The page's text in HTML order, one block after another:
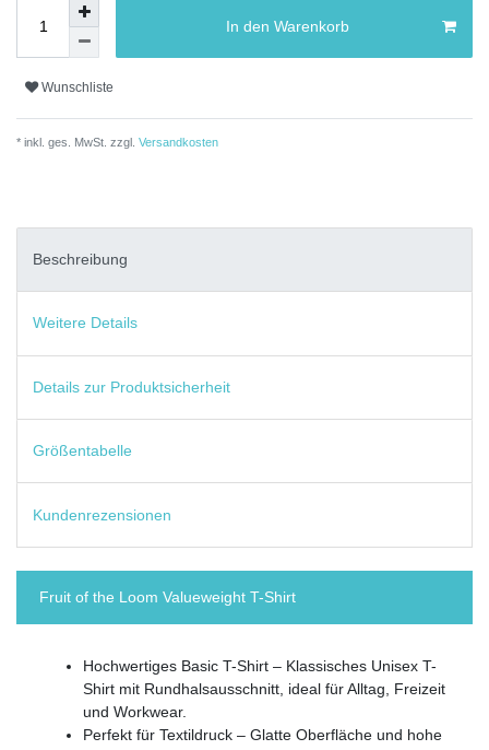
In den Warenkorb
Wunschliste
* inkl. ges. MwSt. zzgl. Versandkosten
Beschreibung
Weitere Details
Details zur Produktsicherheit
Größentabelle
Kundenrezensionen
Fruit of the Loom Valueweight T-Shirt
Hochwertiges Basic T-Shirt – Klassisches Unisex T-
Shirt mit Rundhalsausschnitt, ideal für Alltag, Freizeit
und Workwear.
Perfekt für Textildruck – Glatte Oberfläche und hohe